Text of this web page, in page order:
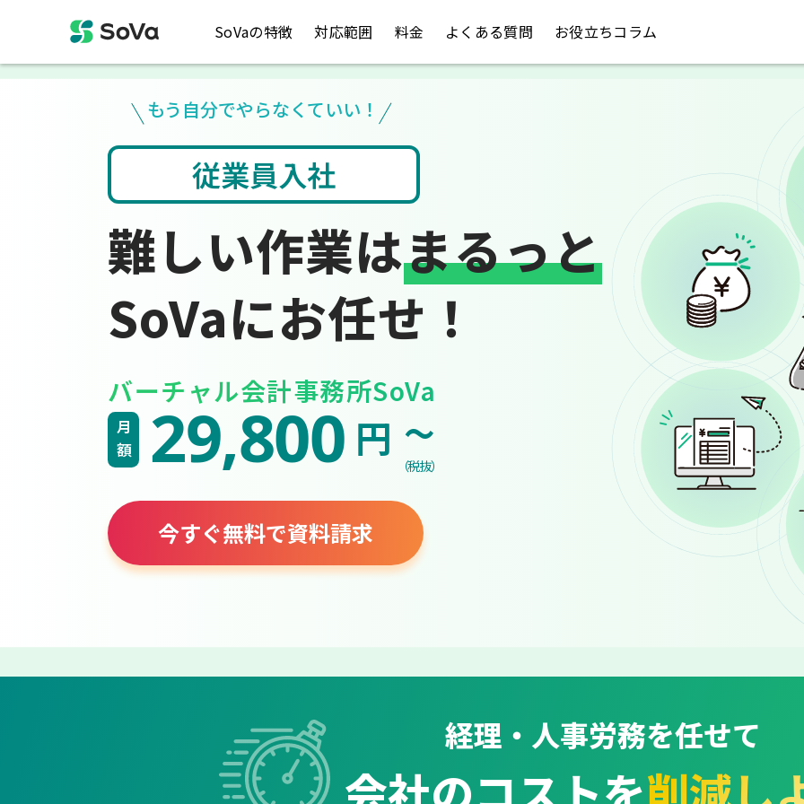
SoVaの特徴 対応範囲 料金 よくある質問 お役立ちコラム
もう自分でやらなくていい！
税金のお悩み 請求書や領収書
難しい作業はまるっと
SoVaにお任せ！
バーチャル会計事務所SoVa
月額 29,800 円 ~
（税抜）
今すぐ無料で資料請求
経理・人事労務を任せて
会社のコストを削減し